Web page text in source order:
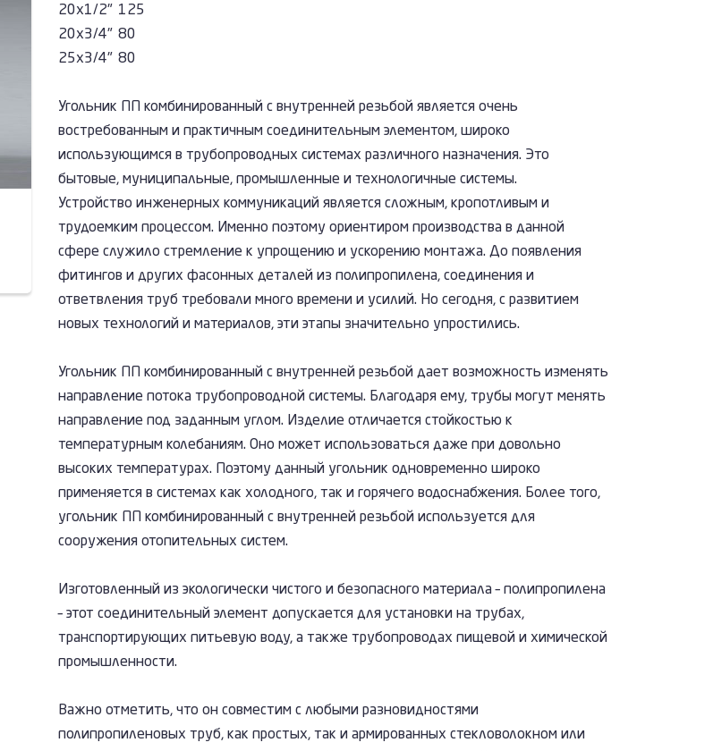
20х1/2" 125
20х3/4" 80
25х3/4" 80
Угольник ПП комбинированный с внутренней резьбой является очень
востребованным и практичным соединительным элементом, широко
использующимся в трубопроводных системах различного назначения. Это
бытовые, муниципальные, промышленные и технологичные системы.
Устройство инженерных коммуникаций является сложным, кропотливым и
трудоемким процессом. Именно поэтому ориентиром производства в данной
сфере служило стремление к упрощению и ускорению монтажа. До появления
фитингов и других фасонных деталей из полипропилена, соединения и
ответвления труб требовали много времени и усилий. Но сегодня, с развитием
новых технологий и материалов, эти этапы значительно упростились.
Угольник ПП комбинированный с внутренней резьбой дает возможность изменять
направление потока трубопроводной системы. Благодаря ему, трубы могут менять
направление под заданным углом. Изделие отличается стойкостью к
температурным колебаниям. Оно может использоваться даже при довольно
высоких температурах. Поэтому данный угольник одновременно широко
применяется в системах как холодного, так и горячего водоснабжения. Более того,
угольник ПП комбинированный с внутренней резьбой используется для
сооружения отопительных систем.
Изготовленный из экологически чистого и безопасного материала – полипропилена
– этот соединительный элемент допускается для установки на трубах,
транспортирующих питьевую воду, а также трубопроводах пищевой и химической
промышленности.
Важно отметить, что он совместим с любыми разновидностями
полипропиленовых труб, как простых, так и армированных стекловолокном или